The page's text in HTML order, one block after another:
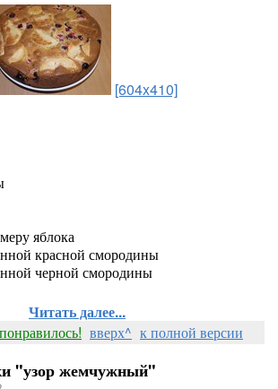
[604x410]
яблока
красной смородины
черной смородины
Читать далее...
понравилось! вверх^ к полной версии
"узор жемчужный"